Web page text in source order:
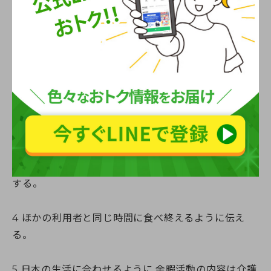
次の記述のうち,Bさんへの介護福祉職の対応として,最
も適切なものを1つ選びなさい。
1 入所中は母語を使わずに,日本語を話すように伝え
2 居室の床に布団を敷いて寝起きができるようにす
3 自分で食事ができるように,自助具の使用状況を確認
する。
4 ほかの利用者と同じ時間に食べ終えるように伝え
る。